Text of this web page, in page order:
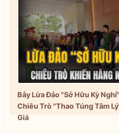
Bẫy Lừa Đảo "Sở Hữu Kỳ
Chiêu Trò "Thao Túng Tâm
Giá